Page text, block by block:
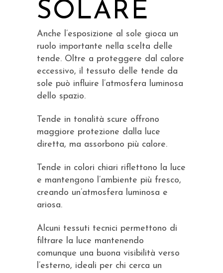
SOLARE
Anche l’esposizione al sole gioca un
ruolo importante nella scelta delle
tende. Oltre a proteggere dal calore
eccessivo, il tessuto delle tende da
sole può influire l’atmosfera luminosa
dello spazio.
Tende in tonalità scure offrono
maggiore protezione dalla luce
diretta, ma assorbono più calore.
Tende in colori chiari riflettono la luce
e mantengono l’ambiente più fresco,
creando un’atmosfera luminosa e
ariosa.
Alcuni tessuti tecnici permettono di
filtrare la luce mantenendo
comunque una buona visibilità verso
l’esterno, ideali per chi cerca un